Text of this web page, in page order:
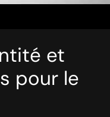
et
pour le